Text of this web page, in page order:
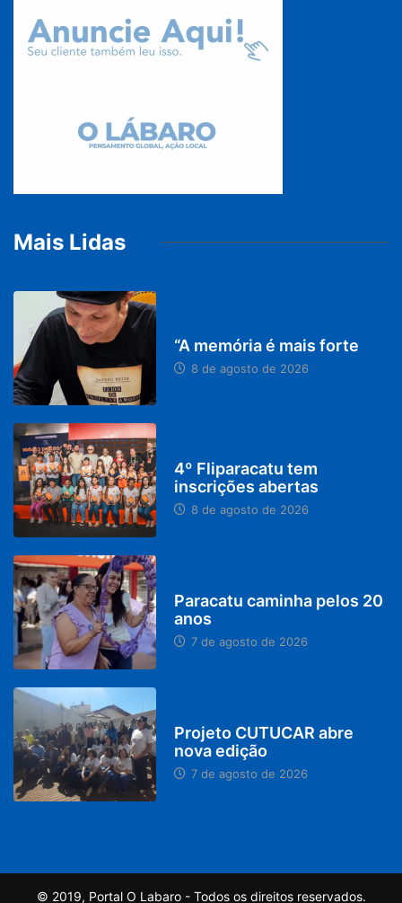
Mais Lidas
“A memória é mais forte
8 de agosto de 2026
4º Fliparacatu tem
inscrições abertas
8 de agosto de 2026
Paracatu caminha pelos 20
anos
7 de agosto de 2026
Projeto CUTUCAR abre
nova edição
7 de agosto de 2026
© 2019, Portal O Labaro - Todos os direitos reservados.